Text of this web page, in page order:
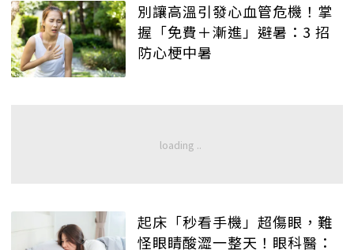
別讓高溫引發心血管危機！掌
握「免費＋漸進」避暑：3 招
防心梗中暑
起床「秒看手機」超傷眼，難
怪眼睛酸澀一整天！眼科醫：